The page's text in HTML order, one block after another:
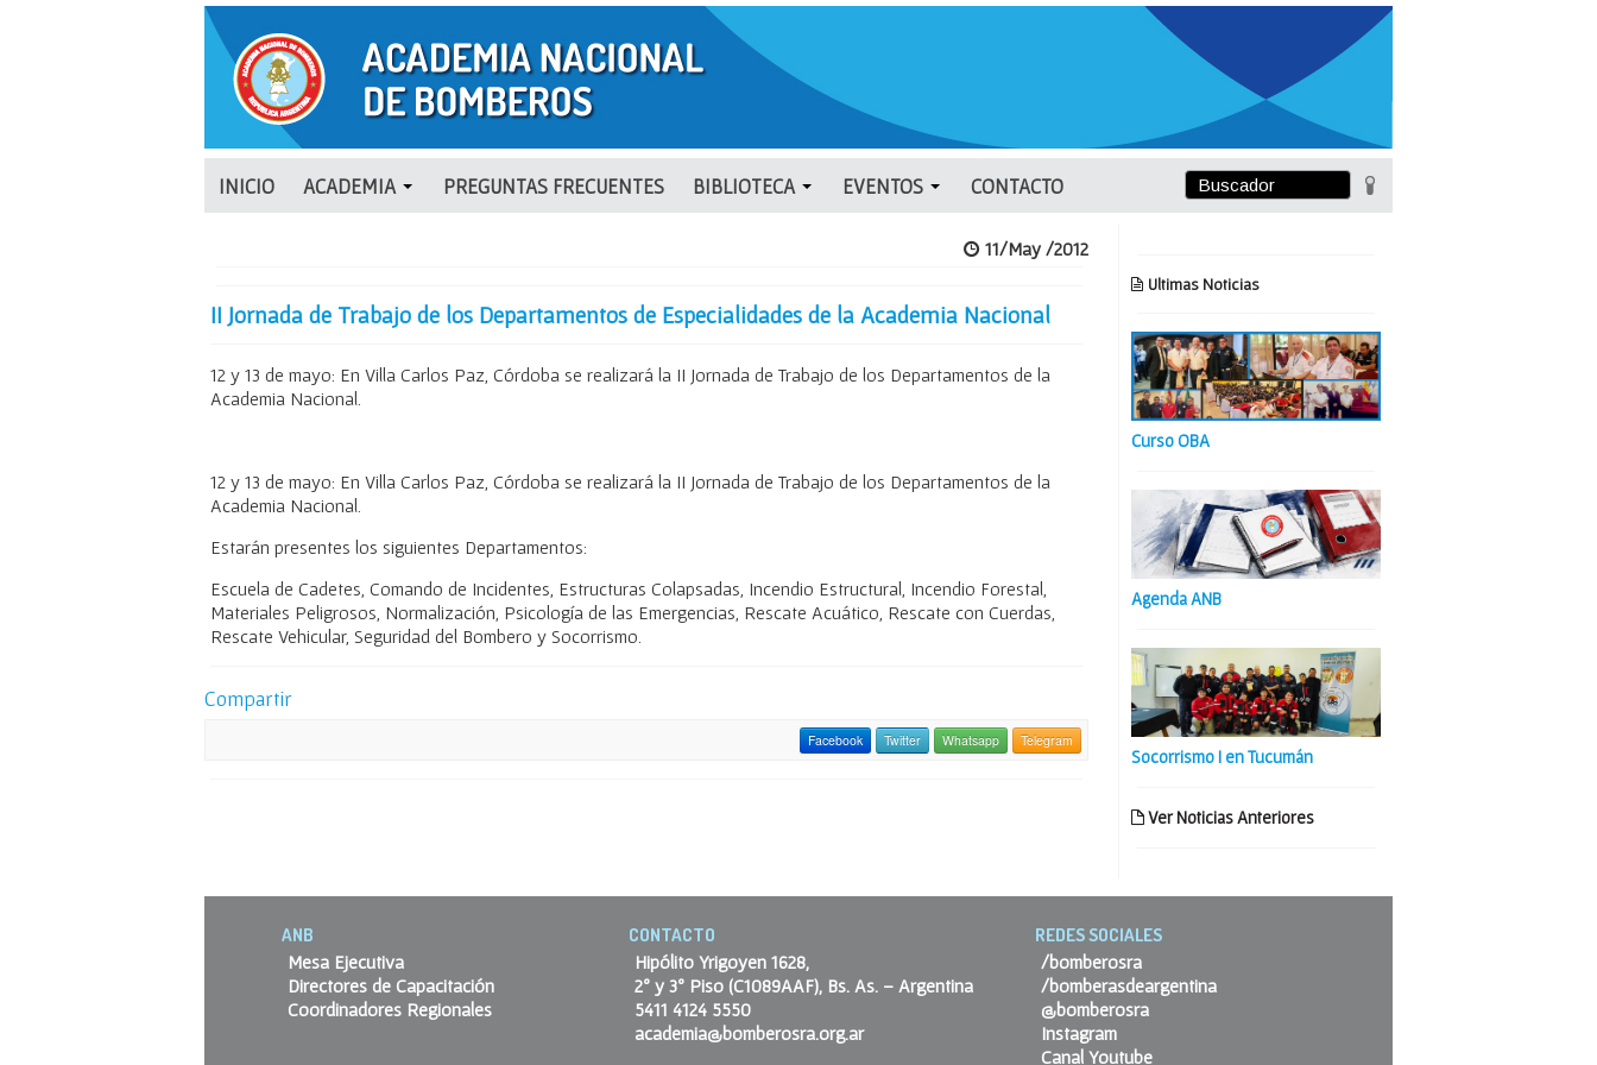
INICIO ACADEMIA PREGUNTAS FRECUENTES BIBLIOTECA EVENTOS CONTACTO
11/May /2012
II Jornada de Trabajo de los Departamentos de Especialidades de la Academia Nacional
12 y 13 de mayo: En Villa Carlos Paz, Córdoba se realizará la II Jornada de Trabajo de los Departamentos de la
Academia Nacional.
12 y 13 de mayo: En Villa Carlos Paz, Córdoba se realizará la II Jornada de Trabajo de los Departamentos de la
Academia Nacional.
Estarán presentes los siguientes Departamentos:
Escuela de Cadetes, Comando de Incidentes, Estructuras Colapsadas, Incendio Estructural, Incendio Forestal,
Materiales Peligrosos, Normalización, Psicología de las Emergencias, Rescate Acuático, Rescate con Cuerdas,
Rescate Vehicular, Seguridad del Bombero y Socorrismo.
Compartir
Facebook Twitter Whatsapp Telegram
Ultimas Noticias
Curso OBA
Agenda ANB
Socorrismo I en Tucumán
Ver Noticias Anteriores
ANB
Mesa Ejecutiva
Directores de Capacitación
Coordinadores Regionales
CONTACTO
Hipólito Yrigoyen 1628,
2º y 3º Piso (C1089AAF), Bs. As. – Argentina
5411 4124 5550
academia@bomberosra.org.ar
REDES SOCIALES
/bomberosra
/bomberasdeargentina
@bomberosra
Instagram
Canal Youtube